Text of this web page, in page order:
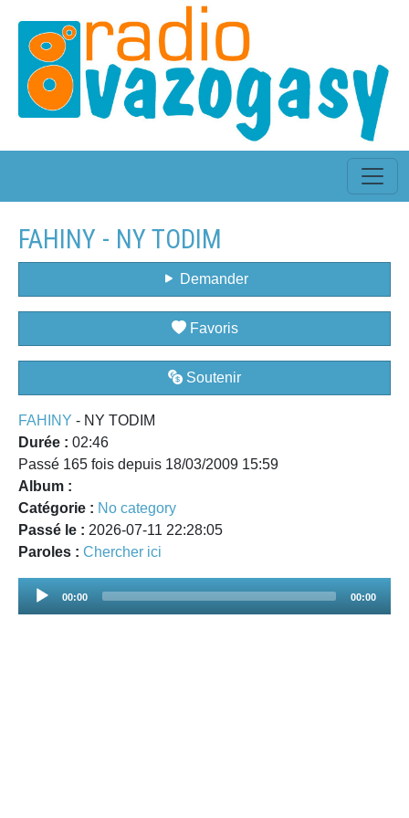
FAHINY - NY TODIM
Demander
Favoris
Soutenir
FAHINY - NY TODIM
Durée : 02:46
Passé 165 fois depuis 18/03/2009 15:59
Album :
Catégorie : No category
Passé le : 2026-07-11 22:28:05
Paroles : Chercher ici
Audio
00:00 00:00